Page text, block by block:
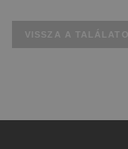
VISSZA A